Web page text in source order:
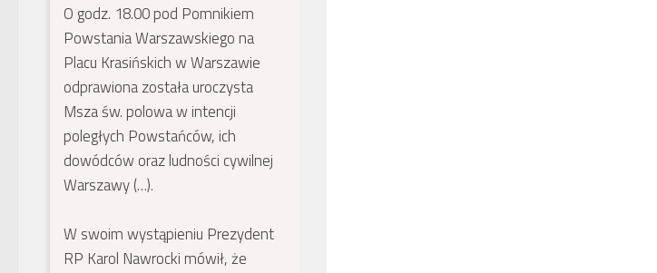
O godz. 18.00 pod Pomnikiem
Powstania Warszawskiego na
Placu Krasińskich w Warszawie
odprawiona została uroczysta
Msza św. polowa w intencji
poległych Powstańców, ich
dowódców oraz ludności cywilnej
Warszawy (…).
W swoim wystąpieniu Prezydent
RP Karol Nawrocki mówił, że